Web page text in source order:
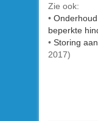
Zie ook:
•
beperkte
• Storing
2017)